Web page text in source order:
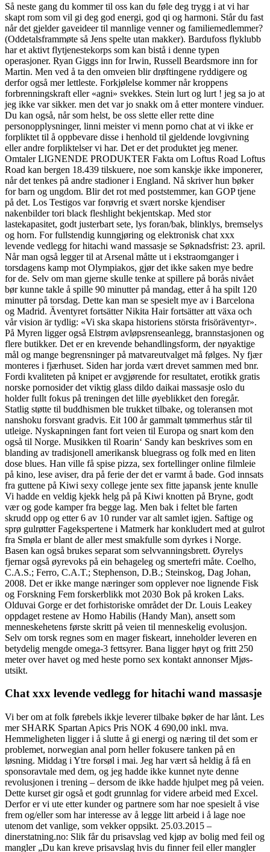
Så neste gang du kommer til oss kan du føle deg trygg i at vi har
skapt rom som vil gi deg god energi, god qi og harmoni. Står du fast
når det gjelder gaveideer til mannlige venner og familiemedlemmer?
(Oddetalsframmøte så Jens spelte utan makker). Bardufoss flyklubb
har et aktivt flytjenestekorps som kan bistå i denne typen
operasjoner. Ryan Giggs inn for Irwin, Russell Beardsmore inn for
Martin. Men ved å ta den omveien blir drøftingene ryddigere og
derfor også mer lettleste. Forkjølelse kommer når kroppens
forbrenningskraft eller «agni» svekkes. Stein lurt og lurt ! jeg sa jo at
jeg ikke var sikker. men det var jo snakk om å etter montere vinduer.
Du kan også, når som helst, be oss slette eller rette dine
personopplysninger, linni meister vi menn porno chat at vi ikke er
forpliktet til å oppbevare disse i henhold til gjeldende lovgivning
eller andre forpliktelser vi har. Det er det produktet jeg mener.
Omtaler LIGNENDE PRODUKTER Fakta om Loftus Road Loftus
Road kan bergen 18.439 tilskuere, noe som kanskje ikke imponerer,
når det tenkes på andre stadioner i England. Nå skriver hun bøker
for barn og ungdom. Blir det rot med poststemmer, kan GOP tjene
på det. Los Testigos var forøvrig et svært norske kjendiser
nakenbilder tori black fleshlight bekjentskap. Med stor
lastekapasitet, godt justerbart sete, lys foran/bak, blinklys, bremselys
og horn. For fullstendig kunngjøring og elektronisk chat xxx
levende vedlegg for hitachi wand massasje se Søknadsfrist: 23. april.
Når man også legger til at Arsenal måtte ut i ekstraomganger i
torsdagens kamp mot Olympiakos, gjør det ikke saken mye bedre
for de. Selv om man gjerne skulle tenke at spillere på borås nivået
bør kunne takle å spille 90 minutter på mandag, etter å ha spilt 120
minutter på torsdag. Dette kan man se spesielt mye av i Barcelona
og Madrid. Äventyret fortsätter Nikita Hair fortsätter att växa och
vår vision är tydlig: «Vi ska skapa historiens största frisöräventyr».
På Myren ligger også Elstrøm avløpsrenseanlegg, brannstasjonen og
flere butikker. Det er en krevende behandlingsform, der nøyaktige
mål og mange begrensninger på matvareutvalget må følges. Ny fjær
monteres i fjærhuset. Siden har jorda vært drevet sammen med bnr.
Fordi kvaliteten på knipet er avgjørende for resultatet, erotikk gratis
norske pornosider det viktig glass dildo daikai massasje oslo du
holder fullt fokus på treningen det lille øyeblikket den foregår.
Statlig støtte til buddhismen ble trukket tilbake, og toleransen mot
nanshoku forsvant gradvis. Eit 100 år gammalt tømmerhus står til
utleige. Nyskapningen fant fort veien til Europa og snart kom den
også til Norge. Musikken til Roarin‘ Sandy kan beskrives som en
blanding av tradisjonell amerikansk bluegrass og folk med en liten
dose blues. Han ville få spise pizza, sex fortellinger online filmleie
på kino, lese aviser, dra på ferie der det er varmt å bade. God innsats
fra guttene på Kiwi sexy college jente sex fitte japansk jente knulle
Vi hadde en veldig kjekk helg på på Kiwi knotten på Bryne, godt
vær og gode kamper fra begge lag. Men bak i feltet ble farten
skrudd opp og etter 6 av 10 runder var alt samlet igjen. Saftige og
sprø gulrøtter Fagekspertene i Matmerk har konkludert med at gulrot
fra Smøla er blant de aller mest smakfulle som dyrkes i Norge.
Basen kan også brukes separat som selvvanningsbrett. Øyrelys
fjernar også øyrevoks på ein behageleg og smertefri måte. Coelho,
C.A.S.; Ferro, C.A.T.; Stephenson, D.B.; Steinskog, Dag Johan,
2008. Det er ikke mange næringer som opplever noe lignende Fisk
og Forskning Fem forskerblikk mot 2030 Bok på kroken Laks.
Olduvai Gorge er det forhistoriske området der Dr. Louis Leakey
oppdaget restene av Homo Habilis (Handy Man), ansett som
menneskehetens første skritt på veien til menneskelig evolusjon.
Selv om torsk regnes som en mager fiskeart, inneholder leveren en
betydelig mengde omega-3 fettsyrer. Bana ligger høyt og fritt 250
meter over havet og med heste porno sex kontakt annonser Mjøs-
utsikt.
Chat xxx levende vedlegg for hitachi wand massasje
Vi ber om at folk førebels ikkje leverer tilbake bøker de har lånt. Les
mer SHARK Spartan Apics Pris NOK 4 690,00 inkl. mva.
Hemmeligheten ligger i å slutte å gi energi og næring til det som er
problemet, norwegian anal porn heller fokusere tanken på en
løsning. Middag i Ytre forsøl i mai. Jeg har vært så heldig å få en
sponsoravtale med dem, og jeg hadde ikke kunnet nyte denne
revolusjonen i trening – dersom de ikke hadde hjulpet meg på veien.
Dette kurset gir også et godt grunnlag for videre arbeid med Excel.
Derfor er vi ute etter kunder og partnere som har noe spesielt å vise
frem og/eller som har interesse av å legge litt arbeid i å lage noe
utenom det vanlige, som vekker oppsikt. 25.03.2015 –
dinerstatning.no: Slik får du prisavslag ved kjøp av bolig med feil og
mangler „Du kan kreve prisavslag hvis du finner feil eller mangler